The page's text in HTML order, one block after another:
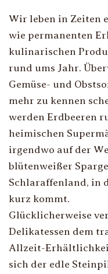
Wir leben in Zeiten
wie permanenten
kulinarischen
rund ums Jahr.
Gemüse- und
mehr zu kennen
werden Erdbeeren
heimischen
irgendwo auf der
blütenweißer
Schlaraffenland, in
kurz kommt.
Glücklicherweise
Delikatessen dem
Allzeit-
sich der edle